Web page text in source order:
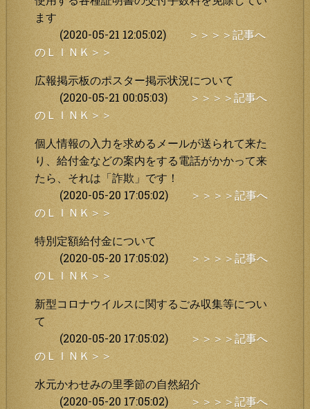
ます
(2020-05-21 12:05:02)
＞＞＞＞記事へ
のＬＩＮＫ＞＞
広報掲示板のポスター掲示状況について
(2020-05-21 00:05:03)
＞＞＞＞記事へ
のＬＩＮＫ＞＞
個人情報の入力を求めるメールが送られて来た
り、給付金などの案内をする電話がかかって来
たら、それは「詐欺」です！
(2020-05-20 17:05:02)
＞＞＞＞記事へ
のＬＩＮＫ＞＞
特別定額給付金について
(2020-05-20 17:05:02)
＞＞＞＞記事へ
のＬＩＮＫ＞＞
新型コロナウイルスに関するごみ収集等につい
て
(2020-05-20 17:05:02)
＞＞＞＞記事へ
のＬＩＮＫ＞＞
水元かわせみの里季節の自然紹介
(2020-05-20 17:05:02)
＞＞＞＞記事へ